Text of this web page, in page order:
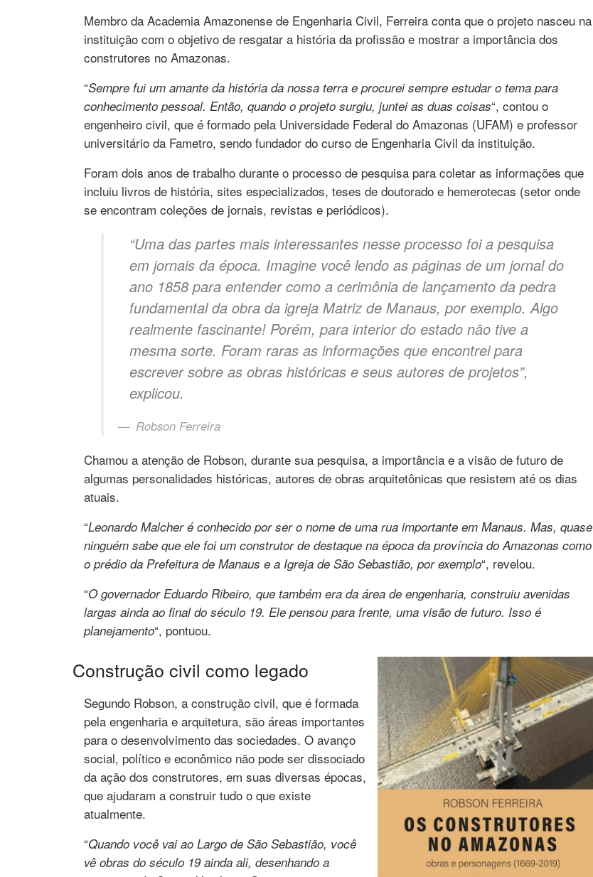
Membro da Academia Amazonense de Engenharia Civil, Ferreira conta que o projeto nasceu na
instituição com o objetivo de resgatar a história da profissão e mostrar a importância dos
construtores no Amazonas.
“Sempre fui um amante da história da nossa terra e procurei sempre estudar o tema para
conhecimento pessoal. Então, quando o projeto surgiu, juntei as duas coisas“, contou o
engenheiro civil, que é formado pela Universidade Federal do Amazonas (UFAM) e professor
universitário da Fametro, sendo fundador do curso de Engenharia Civil da instituição.
Foram dois anos de trabalho durante o processo de pesquisa para coletar as informações que
incluiu livros de história, sites especializados, teses de doutorado e hemerotecas (setor onde
se encontram coleções de jornais, revistas e periódicos).
“Uma das partes mais interessantes nesse processo foi a pesquisa
em jornais da época. Imagine você lendo as páginas de um jornal do
ano 1858 para entender como a cerimônia de lançamento da pedra
fundamental da obra da igreja Matriz de Manaus, por exemplo. Algo
realmente fascinante! Porém, para interior do estado não tive a
mesma sorte. Foram raras as informações que encontrei para
escrever sobre as obras históricas e seus autores de projetos”,
explicou.
Robson Ferreira
Chamou a atenção de Robson, durante sua pesquisa, a importância e a visão de futuro de
algumas personalidades históricas, autores de obras arquitetônicas que resistem até os dias
atuais.
“Leonardo Malcher é conhecido por ser o nome de uma rua importante em Manaus. Mas, quase
ninguém sabe que ele foi um construtor de destaque na época da província do Amazonas como
o prédio da Prefeitura de Manaus e a Igreja de São Sebastião, por exemplo“, revelou.
“O governador Eduardo Ribeiro, que também era da área de engenharia, construiu avenidas
largas ainda ao final do século 19. Ele pensou para frente, uma visão de futuro. Isso é
planejamento“, pontuou.
Construção civil como legado
Segundo Robson, a construção civil, que é formada
pela engenharia e arquitetura, são áreas importantes
para o desenvolvimento das sociedades. O avanço
social, político e econômico não pode ser dissociado
da ação dos construtores, em suas diversas épocas,
que ajudaram a construir tudo o que existe
atualmente.
“Quando você vai ao Largo de São Sebastião, você
vê obras do século 19 ainda ali, desenhando a